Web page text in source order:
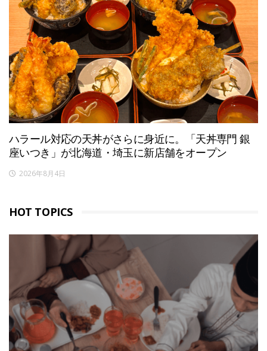
ハラール対応の天丼がさらに身近に。「天丼専門 銀
座いつき」が北海道・埼玉に新店舗をオープン
2026年8月4日
HOT TOPICS